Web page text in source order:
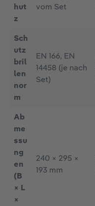
hut
z
vom Set
Sch
utz
bril
len
nor
m
EN 166, EN
14458 (je nach
Set)
Ab
me
ssu
ng
en
(B
× L
×
240 × 295 ×
193 mm